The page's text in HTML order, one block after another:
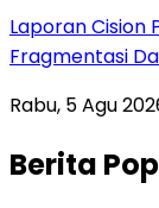
Laporan Cision
Fragmentasi
Rabu, 5 Agu
Berita